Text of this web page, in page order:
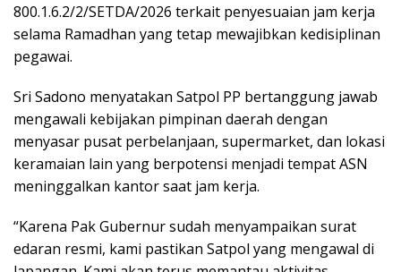
800.1.6.2/2/SETDA/2026 terkait penyesuaian jam kerja
selama Ramadhan yang tetap mewajibkan kedisiplinan
pegawai.
Sri Sadono menyatakan Satpol PP bertanggung jawab
mengawali kebijakan pimpinan daerah dengan
menyasar pusat perbelanjaan, supermarket, dan lokasi
keramaian lain yang berpotensi menjadi tempat ASN
meninggalkan kantor saat jam kerja.
“Karena Pak Gubernur sudah menyampaikan surat
edaran resmi, kami pastikan Satpol yang mengawal di